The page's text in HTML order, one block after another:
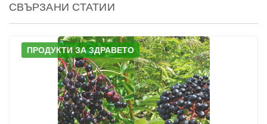
СВЪРЗАНИ СТАТИИ
ПРОДУКТИ ЗА ЗДРАВЕТО